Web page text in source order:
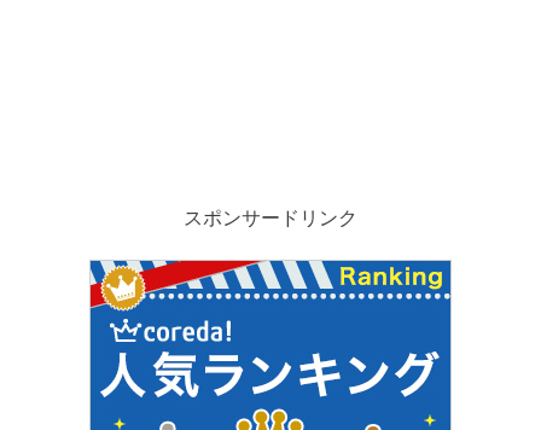
スポンサードリンク